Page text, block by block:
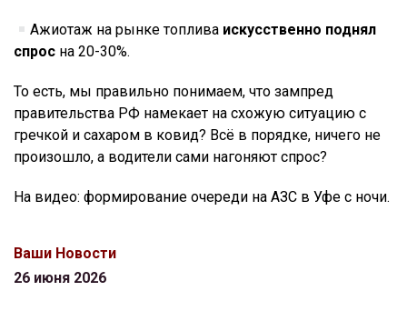
Ажиотаж на рынке топлива искусственно поднял
спрос на 20-30%.
То есть, мы правильно понимаем, что зампред
правительства РФ намекает на схожую ситуацию с
гречкой и сахаром в ковид? Всё в порядке, ничего не
произошло, а водители сами нагоняют спрос?
На видео: формирование очереди на АЗС в Уфе с ночи.
Ваши Новости
26 июня 2026